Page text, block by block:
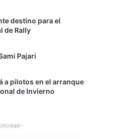
destino para el
de Rally
Pajari
a pilotos en el arranque
de Invierno